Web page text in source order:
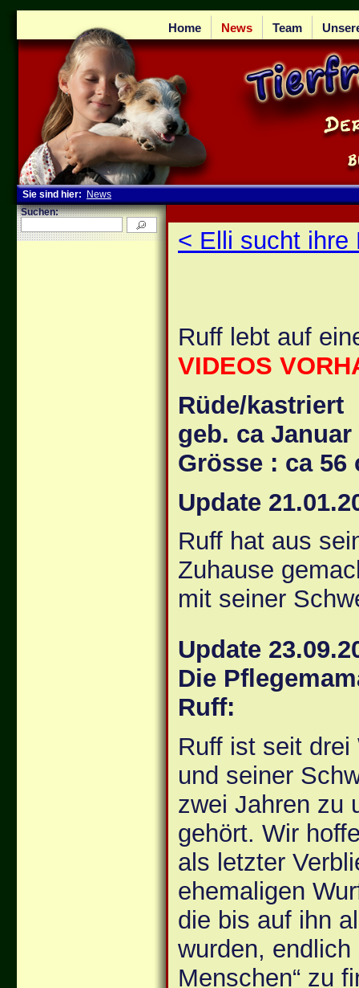
Home News Team
Sie sind hier:
News
Suchen:
< Elli sucht ihre
Ruff lebt auf
VIDEOS
Rüde/kastriert
geb. ca Januar
Grösse : ca 56
Update
Ruff hat aus
Zuhause
mit seiner
Update
Die
Ruff:
Ruff ist seit
und seiner
zwei Jahren zu
gehört. Wir
als letzter
ehemaligen
die bis auf ihn
wurden, endlich
Menschen“ zu